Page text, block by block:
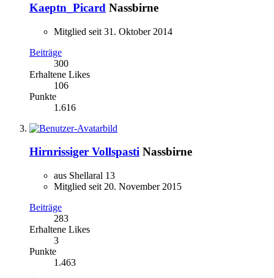
Kaeptn_Picard Nassbirne
Mitglied seit 31. Oktober 2014
Beiträge
300
Erhaltene Likes
106
Punkte
1.616
Hirnrissiger Vollspasti Nassbirne
aus Shellaral 13
Mitglied seit 20. November 2015
Beiträge
283
Erhaltene Likes
3
Punkte
1.463